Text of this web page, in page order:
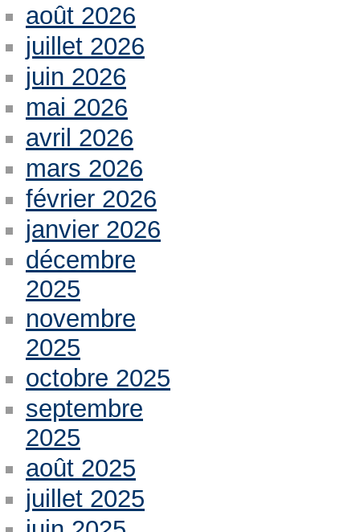
août 2026
juillet 2026
juin 2026
mai 2026
avril 2026
mars 2026
février 2026
janvier 2026
décembre
2025
novembre
2025
octobre 2025
septembre
2025
août 2025
juillet 2025